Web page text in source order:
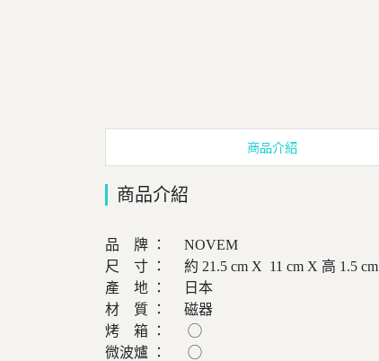
商品介紹
商品介紹
品 牌 ： NOVEM
尺 寸 ： 約 21.5 cm X 11 cm X 高 1.5 cm
產 地 ： 日本
材 質 ： 磁器
烤 箱 ： ◯
微波爐 ： ◯